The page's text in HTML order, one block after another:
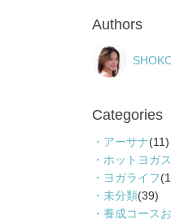
Authors
Categories
アーサナ(11)
ホットヨガ
ヨガライフ
未分類(39)
養成コース